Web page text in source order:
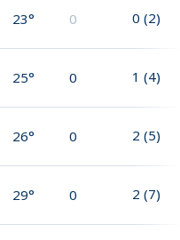
23° 0 0 (2)
25° 0 1 (4)
26° 0 2 (5)
29° 0 2 (7)